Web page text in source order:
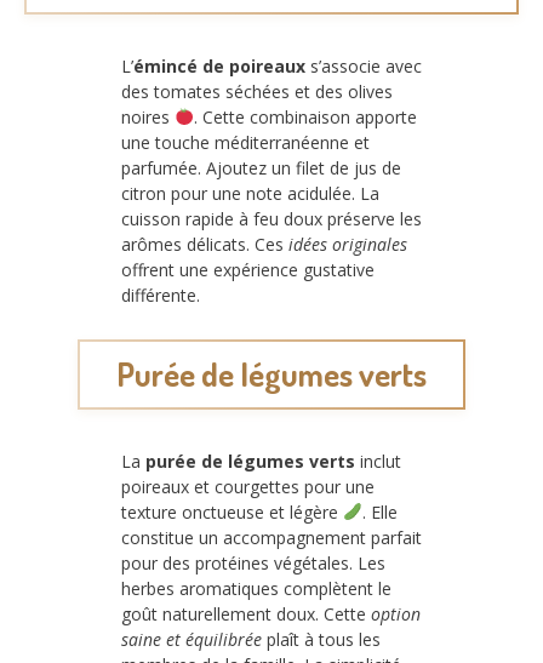
L’émincé de poireaux s’associe avec
des tomates séchées et des olives
noires
. Cette combinaison apporte
une touche méditerranéenne et
parfumée. Ajoutez un filet de jus de
citron pour une note acidulée. La
cuisson rapide à feu doux préserve les
arômes délicats. Ces idées originales
offrent une expérience gustative
différente.
Purée de légumes verts
La purée de légumes verts inclut
poireaux et courgettes pour une
texture onctueuse et légère
. Elle
constitue un accompagnement parfait
pour des protéines végétales. Les
herbes aromatiques complètent le
goût naturellement doux. Cette option
saine et équilibrée plaît à tous les